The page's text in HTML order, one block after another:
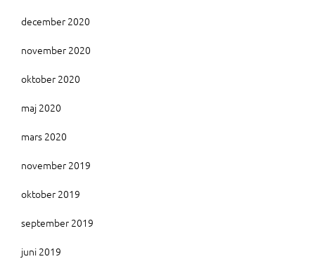
december 2020
november 2020
oktober 2020
maj 2020
mars 2020
november 2019
oktober 2019
september 2019
juni 2019